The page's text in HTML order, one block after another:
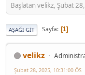
Başlatan velikz, Şubat
AŞAĞI GIT Sayfa 1
velikz
Şubat 28, 2025, 10:31:00 ÖS